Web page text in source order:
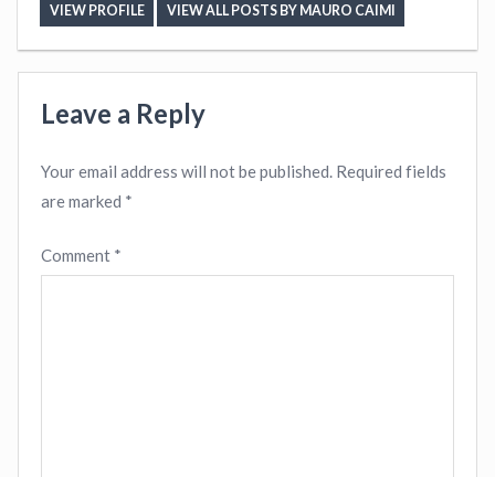
VIEW PROFILE VIEW ALL POSTS BY MAURO CAIMI
Leave a Reply
Your email address will not be published. Required fields
are marked *
Comment *